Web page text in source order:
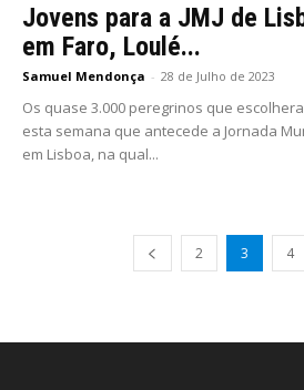
Jovens para a JMJ de
em Faro, Loulé...
Samuel Mendonça - 28 de Julho de 2023
Os quase 3.000 peregrinos que
esta semana que antecede a Jornada
em Lisboa, na qual...
2 3 4